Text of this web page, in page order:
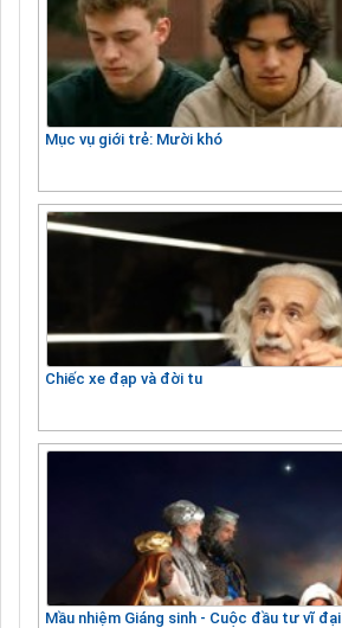
Mục vụ giới trẻ: Mười khó
Chiếc xe đạp và đời tu
Mầu nhiệm Giáng sinh - Cuộc đầu tư vĩ đại